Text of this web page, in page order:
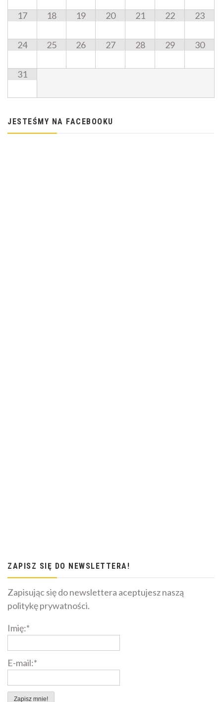
17 18 19 20 21 22 23
24 25 26 27 28 29 30
31
JESTEŚMY NA FACEBOOKU
ZAPISZ SIĘ DO NEWSLETTERA!
Zapisując się do newslettera aceptujesz naszą
politykę prywatności.
Imię:*
E-mail:*